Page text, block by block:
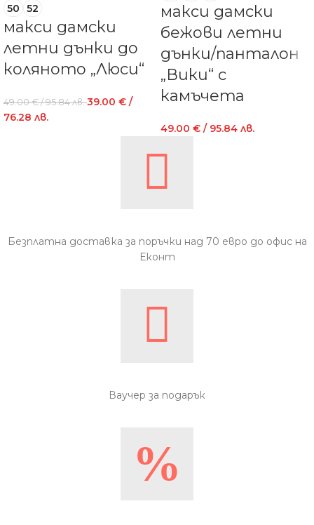
50 52
макси дамски
летни дънки до
коляното „Люси“
49.00€/ 95.84 лв.39.00 € /
76.28 лв.
макси дамски
бежови летни
дънки/панталон
„Вики“ с
камъчета
49.00 € / 95.84 лв.
Безплатна доставка за поръчки над 70 евро до офис на
Еконт
Ваучер за подарък